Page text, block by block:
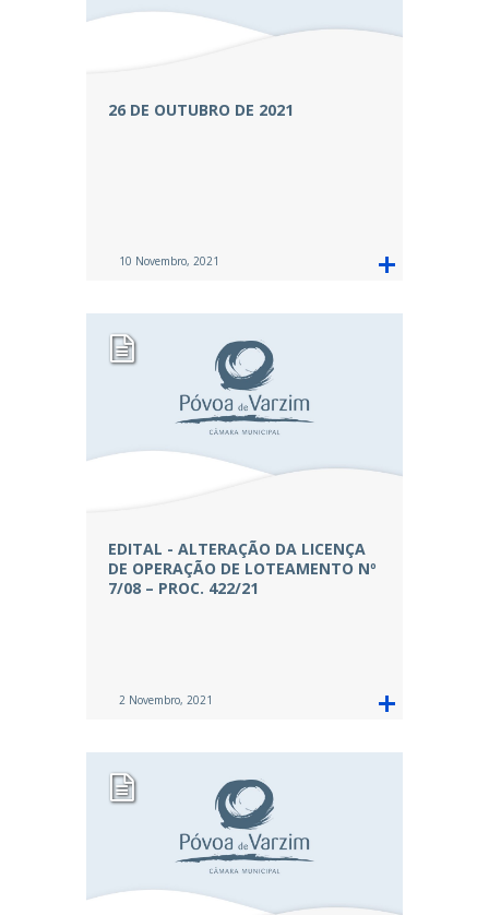
26 DE OUTUBRO DE 2021
10 Novembro, 2021
EDITAL - ALTERAÇÃO DA LICENÇA
DE OPERAÇÃO DE LOTEAMENTO Nº
7/08 – PROC. 422/21
2 Novembro, 2021